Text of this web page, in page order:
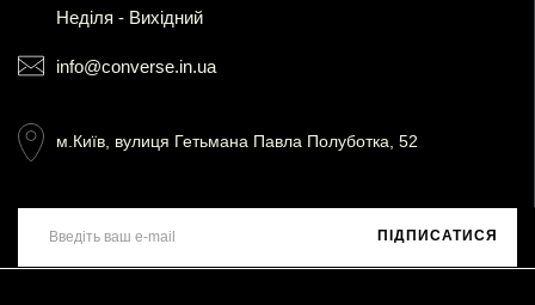
Неділя - Вихідний
info@converse.in.ua
м.Київ, вулиця Гетьмана Павла Полуботка, 52
ПІДПИСАТИСЯ